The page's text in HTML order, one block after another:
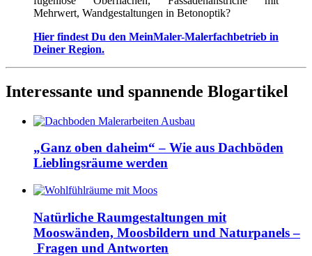
Mehrwert, Wandgestaltungen in Betonoptik?
Hier findest Du den MeinMaler-Malerfachbetrieb in
Deiner Region.
Interessante und spannende Blogartikel
„Ganz oben daheim“ – Wie aus Dachböden
Lieblingsräume werden
Natürliche Raumgestaltungen mit
Mooswänden, Moosbildern und Naturpanels –
Fragen und Antworten